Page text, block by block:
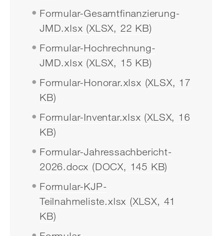
Formular-Gesamtfinanzierung-
JMD.xlsx (XLSX, 22 KB)
Formular-Hochrechnung-
JMD.xlsx (XLSX, 15 KB)
Formular-Honorar.xlsx (XLSX, 17
KB)
Formular-Inventar.xlsx (XLSX, 16
KB)
Formular-Jahressachbericht-
2026.docx (DOCX, 145 KB)
Formular-KJP-
Teilnahmeliste.xlsx (XLSX, 41
KB)